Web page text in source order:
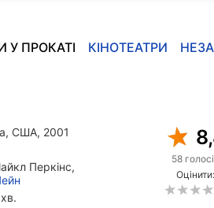
У ПРОКАТІ КІНОТЕАТРИ
США, 2001
Перкінс,
58
Оцінити: